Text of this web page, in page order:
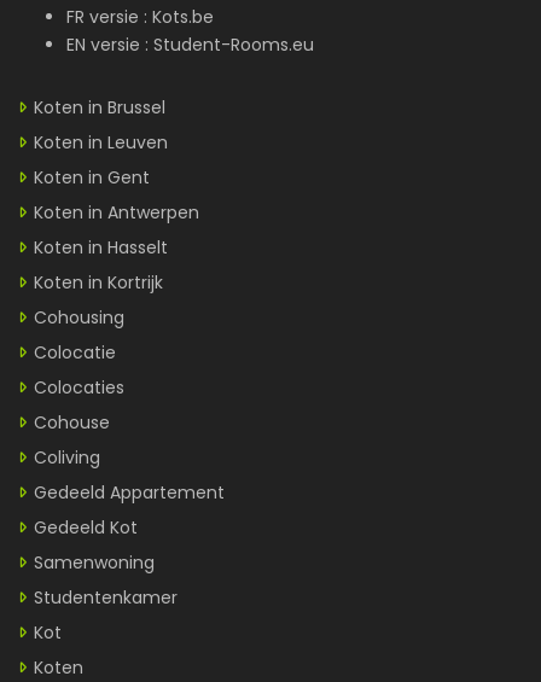
FR versie : Kots.be
EN versie : Student-Rooms.eu
Koten in Brussel
Koten in Leuven
Koten in Gent
Koten in Antwerpen
Koten in Hasselt
Koten in Kortrijk
Cohousing
Colocatie
Colocaties
Cohouse
Coliving
Gedeeld Appartement
Gedeeld Kot
Samenwoning
Studentenkamer
Kot
Koten